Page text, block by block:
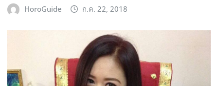
HoroGuide ก.ค. 22, 2018